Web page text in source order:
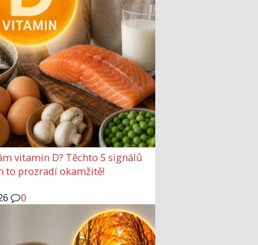
vitamin D? Těchto 5 signálů
to prozradí okamžitě!
0